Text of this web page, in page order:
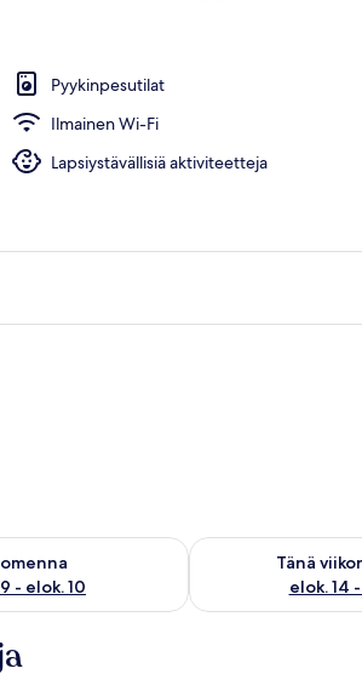
| Sisätilat
Pyykinpesutilat
Ilmainen Wi-Fi
Lapsiystävällisiä aktiviteetteja
- elok. 10
saatavuus elok. 9 - elok. 10
Tänä
elok. 14
Tarkista tämän